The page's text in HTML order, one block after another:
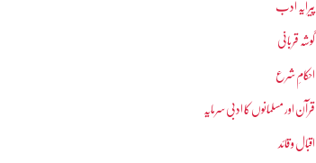
پیرایہ ادب
گوشہ قربانی
احکامِ شرع
قرآن اور مسلمانوں کا ادبی سرمایہ
اقبال و قائد